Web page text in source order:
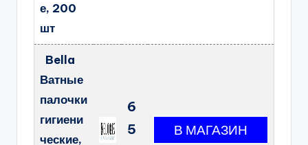
е, 200
шт
Bella
Ватные
палочки
гигиени
ческие,
6
5